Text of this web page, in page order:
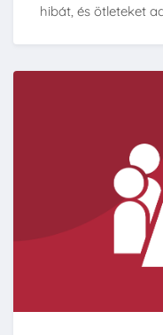
hibát, és ötleteket